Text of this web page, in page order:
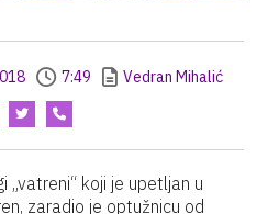
7:49 Vedran Mihalić
„vatreni“ koji je upetljan u
zaradio je optužnicu od